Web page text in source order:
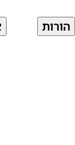
הורות